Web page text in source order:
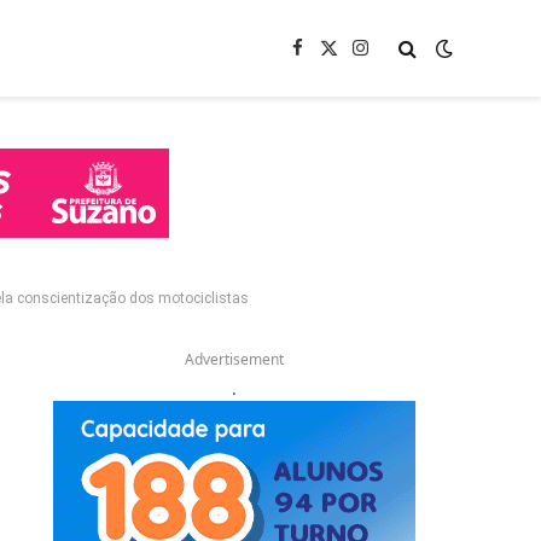
Facebook
X
Instagram
conscientização dos motociclistas
Advertisement
.